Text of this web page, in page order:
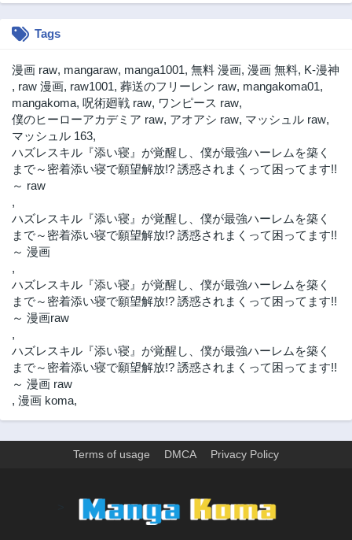
第13.1話
第12.2話
1年前
第12.1話
1年前
第11.3話
1年前
第11.2話
第11.1話
1年前
第10.3話
1年前
1年前 1年前
第9.3話
1年前
第9.2話
第9.1話
1年前
第8.3話
1年前
第8.2話
第7.3話
1年前
第7.2話
第7.1話
2年前 1年前
第6.1話
1年前
Tags
漫画 raw, mangaraw, manga1001, 無料 漫画, 漫画 無料, K-漫神
, raw 漫画, raw1001, 葬送のフリーレン raw, mangakoma01,
mangakoma, 呪術廻戦 raw, ワンピース raw,
僕のヒーローアカデミア raw, アオアシ raw, マッシュル raw,
マッシュル 163,
ハズレスキル『添い寝』が覚醒し、僕が最強ハーレムを築く
まで～密着添い寝で願望解放!? 誘惑されまくって困ってます!!
～ raw
,
ハズレスキル『添い寝』が覚醒し、僕が最強ハーレムを築く
まで～密着添い寝で願望解放!? 誘惑されまくって困ってます!!
～ 漫画
,
ハズレスキル『添い寝』が覚醒し、僕が最強ハーレムを築く
まで～密着添い寝で願望解放!? 誘惑されまくって困ってます!!
～ 漫画raw
,
ハズレスキル『添い寝』が覚醒し、僕が最強ハーレムを築く
まで～密着添い寝で願望解放!? 誘惑されまくって困ってます!!
～ 漫画 raw
, 漫画 koma,
Terms of usage DMCA Privacy Policy